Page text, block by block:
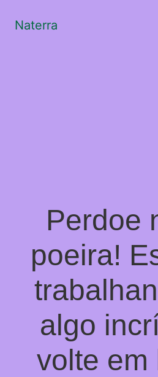
Naterra
Perdoe
poeira!
algo
volte em